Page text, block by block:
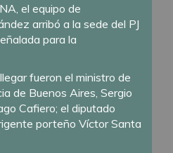
el equipo de
arribó a la sede del PJ
para la
fueron el ministro de
de Buenos Aires, Sergio
Cafiero; el diputado
porteño Víctor Santa